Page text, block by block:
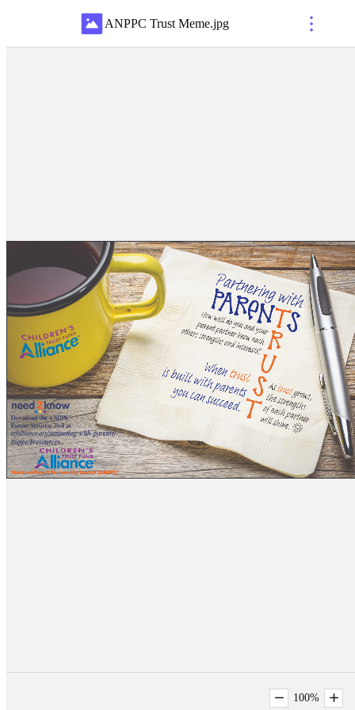
ANPPC Trust Meme.jpg
100%